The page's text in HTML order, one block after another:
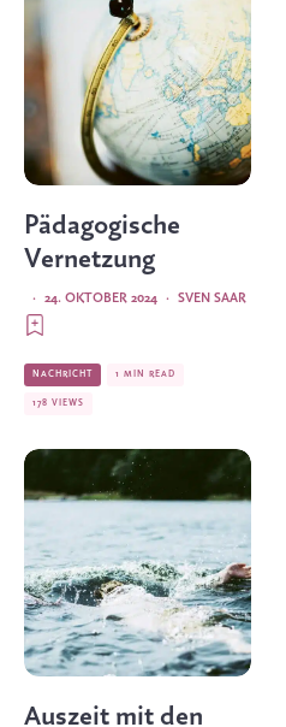
Pädagogische
Vernetzung
SVEN SAAR
·
24. OKTOBER 2024
·
NACHRICHT 1 MIN READ
178 VIEWS
Auszeit mit den